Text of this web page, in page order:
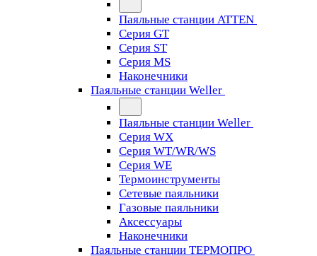
Паяльные станции ATTEN
Серия GT
Серия ST
Серия MS
Наконечники
Паяльные станции Weller
Паяльные станции Weller
Серия WX
Серия WT/WR/WS
Серия WE
Термоинструменты
Сетевые паяльники
Газовые паяльники
Аксессуары
Наконечники
Паяльные станции ТЕРМОПРО